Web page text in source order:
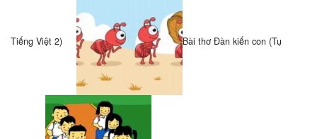
Tiếng Việt 2) Bài thơ Đàn kiến con (Tụ